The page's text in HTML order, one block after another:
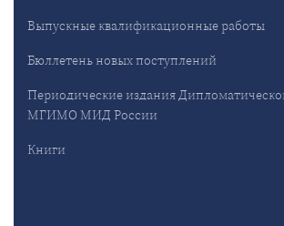
Выпускные квалификационные работы
Бюллетень новых поступлений
Периодические издания
МГИМО МИД России
Книги